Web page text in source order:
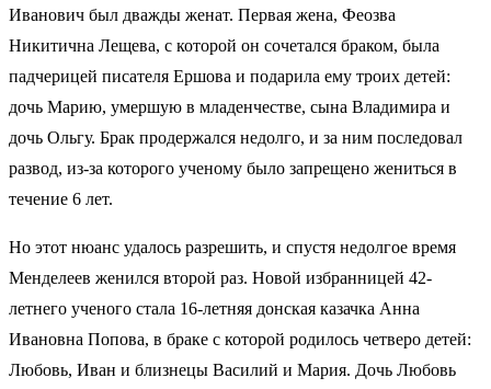
Иванович был дважды женат. Первая жена, Феозва
Никитична Лещева, с которой он сочетался браком, была
падчерицей писателя Ершова и подарила ему троих детей:
дочь Марию, умершую в младенчестве, сына Владимира и
дочь Ольгу. Брак продержался недолго, и за ним последовал
развод, из-за которого ученому было запрещено жениться в
течение 6 лет.
Но этот нюанс удалось разрешить, и спустя недолгое время
Менделеев женился второй раз. Новой избранницей 42-
летнего ученого стала 16-летняя донская казачка Анна
Ивановна Попова, в браке с которой родилось четверо детей:
Любовь, Иван и близнецы Василий и Мария. Дочь Любовь